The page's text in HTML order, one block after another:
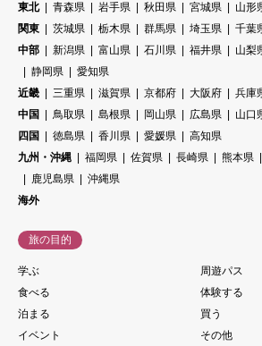
東北
青森県 岩手県 秋田県 宮城県 山形
関東
茨城県 栃木県 群馬県 埼玉県 千葉
中部
新潟県 富山県 石川県 福井県 山梨
静岡県
愛知県
近畿
三重県 滋賀県 京都府 大阪府 兵庫
中国
鳥取県 島根県 岡山県 広島県
山口
四国
徳島県 香川県 愛媛県
高知県
九州・沖縄
福岡県 佐賀県 長崎県 熊本県
鹿児島県
沖縄県
海外
旅の目的
学ぶ
周遊パス
食べる
体験する
泊まる
買う
イベント
その他